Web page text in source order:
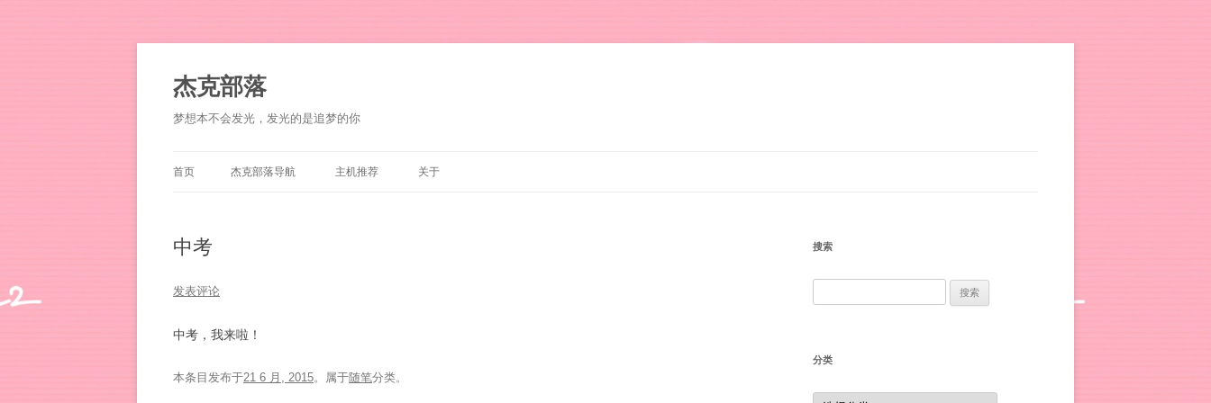
杰克部落
梦想本不会发光，发光的是追梦的你
首页 杰克部落导航 主机推荐 关于
中考
发表评论
中考，我来啦！
本条目发布于21 6 月, 2015。属于随笔分类。
搜索
分类
分